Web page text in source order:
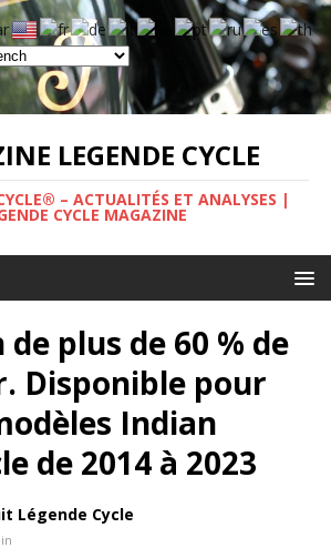
LEGENDE CYCLE
– ACTUALITÉS ET ANALYSES |
CYCLE MAGAZINE
plus de 60 % de
Disponible pour
Indian
de 2014 à 2023
Légende Cycle